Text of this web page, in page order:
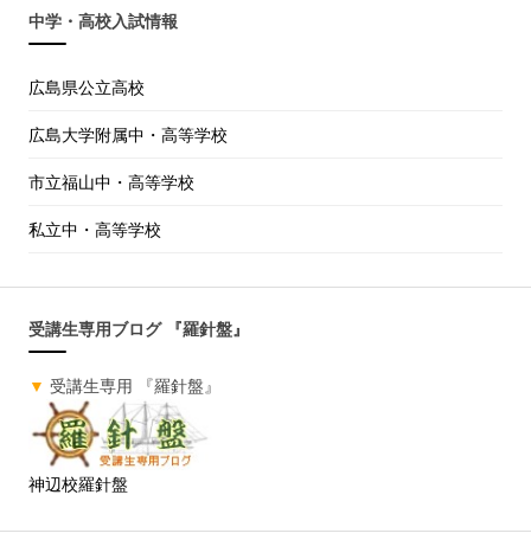
中学・高校入試情報
広島県公立高校
広島大学附属中・高等学校
市立福山中・高等学校
私立中・高等学校
受講生専用ブログ 『羅針盤』
▼ 受講生専用 『羅針盤』
神辺校羅針盤